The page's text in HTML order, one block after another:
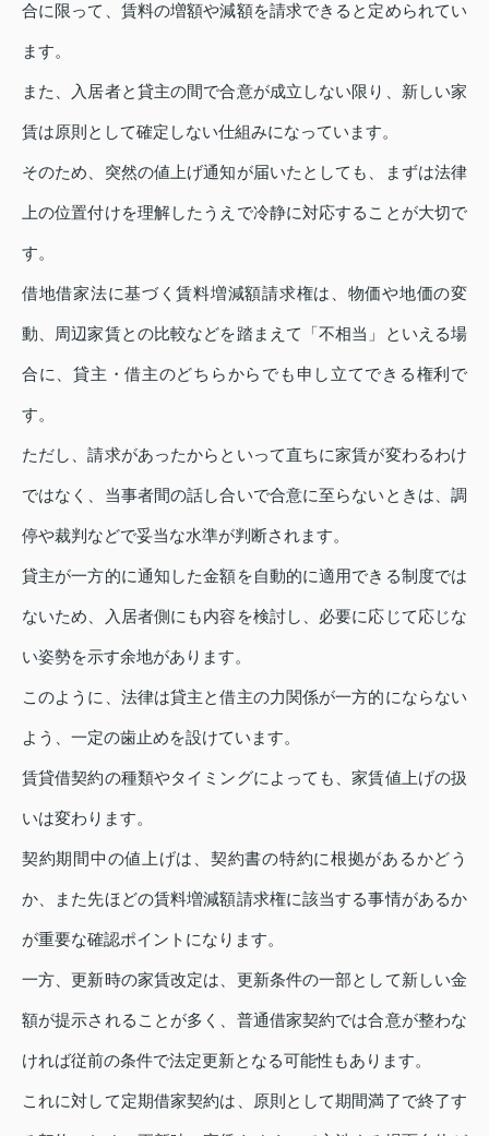
合に限って、賃料の増額や減額を請求できると定められてい
ます。
また、入居者と貸主の間で合意が成立しない限り、新しい家
賃は原則として確定しない仕組みになっています。
そのため、突然の値上げ通知が届いたとしても、まずは法律
上の位置付けを理解したうえで冷静に対応することが大切で
す。
借地借家法に基づく賃料増減額請求権は、物価や地価の変
動、周辺家賃との比較などを踏まえて「不相当」といえる場
合に、貸主・借主のどちらからでも申し立てできる権利で
す。
ただし、請求があったからといって直ちに家賃が変わるわけ
ではなく、当事者間の話し合いで合意に至らないときは、調
停や裁判などで妥当な水準が判断されます。
貸主が一方的に通知した金額を自動的に適用できる制度では
ないため、入居者側にも内容を検討し、必要に応じて応じな
い姿勢を示す余地があります。
このように、法律は貸主と借主の力関係が一方的にならない
よう、一定の歯止めを設けています。
賃貸借契約の種類やタイミングによっても、家賃値上げの扱
いは変わります。
契約期間中の値上げは、契約書の特約に根拠があるかどう
か、また先ほどの賃料増減額請求権に該当する事情があるか
が重要な確認ポイントになります。
一方、更新時の家賃改定は、更新条件の一部として新しい金
額が提示されることが多く、普通借家契約では合意が整わな
ければ従前の条件で法定更新となる可能性もあります。
これに対して定期借家契約は、原則として期間満了で終了す